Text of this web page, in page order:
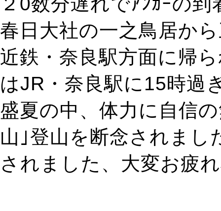
春日大社の一之鳥居か
近鉄・奈良駅方面に帰
はJR・奈良駅に15時過
盛夏の中、体力に自信
山｣登山を断念されまし
されました、大変お疲